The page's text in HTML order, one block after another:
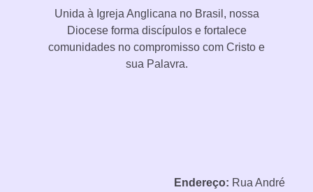
Unida à Igreja Anglicana no Brasil, nossa
Diocese forma discípulos e fortalece
comunidades no compromisso com Cristo e
sua Palavra.
Endereço: Rua André